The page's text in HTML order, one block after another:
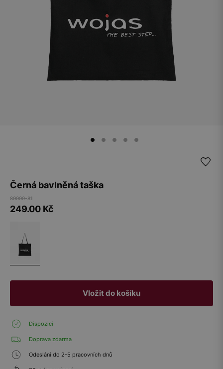
Černá bavlněná taška
89999-81
249.00 Kč
Vložit do košíku
Dispozici
Doprava zdarma
Odeslání do 2-5 pracovních dnů